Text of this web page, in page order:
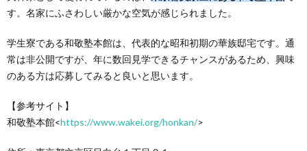
す。名家にふさわしい厳かな空気が感じられました。
学生寮である和敬塾本館は、代表的な昭和初期の華族邸宅です。通
常は非公開ですが、年に数回見学できるチャンスがあるため、興味
のある方は応募してみると良いと思います。
【参考サイト】
和敬塾本館<https://www.wakei.org/honkan/>